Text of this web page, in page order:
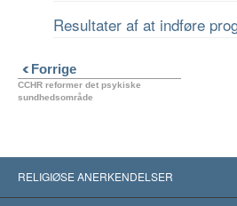
Resultater af at indføre
Forrige
CCHR reformer det psykiske
sundhedsområde
RELIGIØSE ANERKENDELSER